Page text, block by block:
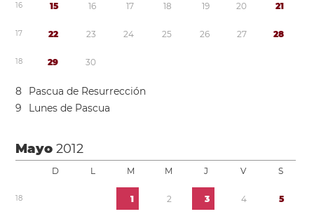
16 15 16 17 18 19 20 21
17 22 23 24 25 26 27 28
18 29 30
8
Pascua de Resurrección
9
Lunes de Pascua
Mayo2012
D L M M J V S
18 1 2 3 4 5